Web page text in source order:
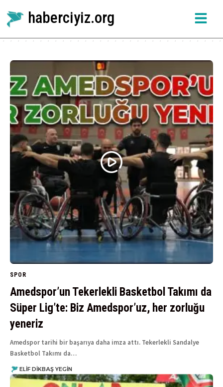
haberciyiz.org
Etiket:Amedspor
SPOR
Amedspor’un Tekerlekli Basketbol Takımı da
Süper Lig’te: Biz Amedspor’uz, her zorluğu
yeneriz
Amedspor tarihi bir başarıya daha imza attı. Tekerlekli Sandalye
Basketbol Takımı da…
ELIF DIKBAŞ YEGIN